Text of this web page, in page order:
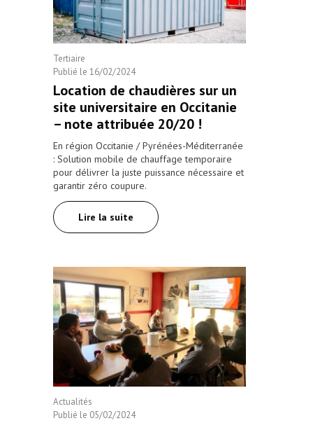
Tertiaire
Publié le 16/02/2024
Location de chaudières sur un
site universitaire en Occitanie
– note attribuée 20/20 !
En région Occitanie / Pyrénées-Méditerranée
: Solution mobile de chauffage temporaire
pour délivrer la juste puissance nécessaire et
garantir zéro coupure.
Lire la suite
Actualités
Publié le 05/02/2024